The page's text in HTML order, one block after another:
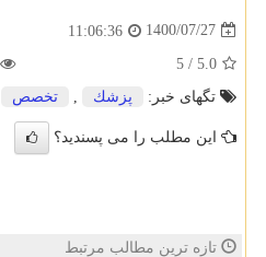
1400/07/27
11:06:36
5.0
/
5
تگهای خبر:
پزشك , تخصص
این مطلب را می پسندید؟
تازه ترین مطالب مرتبط